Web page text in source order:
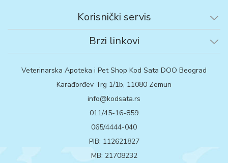
Korisnički servis
Brzi linkovi
Veterinarska Apoteka i Pet Shop Kod Sata DOO Beograd
Karađorđev Trg 1/1b, 11080 Zemun
info@kodsata.rs
011/45-16-859
065/4444-040
PIB: 112621827
MB: 21708232